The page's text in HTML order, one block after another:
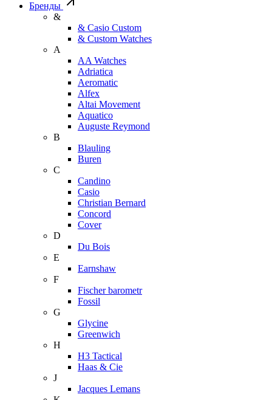
Бренды
&
& Casio Custom
& Custom Watches
A
AA Watches
Adriatica
Aeromatic
Alfex
Altai Movement
Aquatico
Auguste Reymond
B
Blauling
Buren
C
Candino
Casio
Christian Bernard
Concord
Cover
D
Du Bois
E
Earnshaw
F
Fischer barometr
Fossil
G
Glycine
Greenwich
H
H3 Tactical
Haas & Cie
J
Jacques Lemans